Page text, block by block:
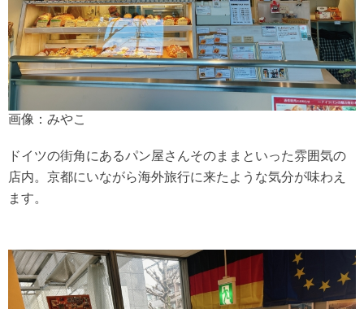
画像：みやこ
ドイツの街角にあるパン屋さんそのままといった雰囲気の
店内。京都にいながら海外旅行に来たような気分が味わえ
ます。